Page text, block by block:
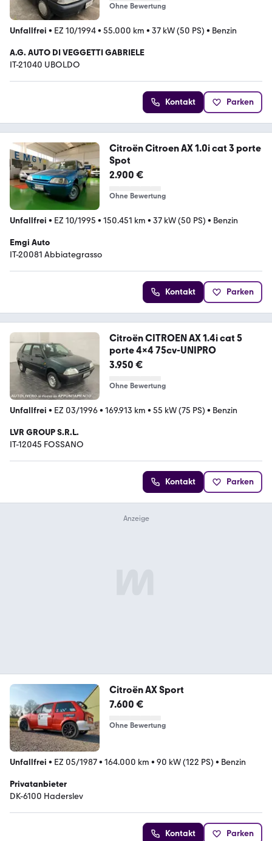
Ohne Bewertung
Unfallfrei • EZ 10/1994• 55.000 km • 37 kW (50 PS) • Benzin
A.G. AUTO DI VEGGETTI GABRIELE
IT-21040 UBOLDO
Kontakt Parken
Citroën Citroen AX 1.0i cat 3 porte
Spot
2.900 €
Ohne Bewertung
Unfallfrei • EZ 10/1995 • 150.451 km • 37 kW (50 PS) • Benzin
Emgi Auto
IT-20081 Abbiategrasso
Kontakt Parken
Citroën CITROEN AX 1.4i cat 5
porte 4x4 75cv-UNIPRO
3.950 €
Ohne Bewertung
Unfallfrei • EZ 03/1996• 169.913 km • 55 kW (75 PS) • Benzin
LVR GROUP S.R.L.
IT-12045 FOSSANO
Kontakt Parken
Citroën AX Sport
7.600 €
Ohne Bewertung
Unfallfrei • EZ 05/1987• 164.000 km • 90 kW (122 PS) • Benzin
Privatanbieter
DK-6100 Haderslev
Kontakt Parken